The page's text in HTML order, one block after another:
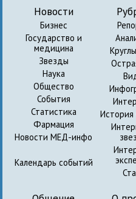
Новости
Бизнес
Государство и
медицина
Звезды
Наука
Общество
События
Статистика
Фармация
Новости МЕД-инфо
Календарь событий
История